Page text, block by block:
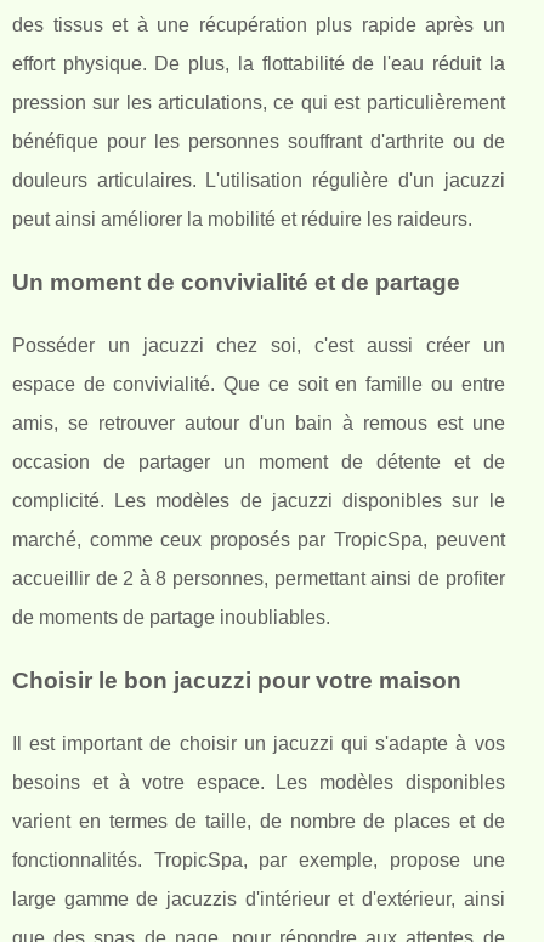
des tissus et à une récupération plus rapide après un
effort physique. De plus, la flottabilité de l'eau réduit la
pression sur les articulations, ce qui est particulièrement
bénéfique pour les personnes souffrant d'arthrite ou de
douleurs articulaires. L'utilisation régulière d'un jacuzzi
peut ainsi améliorer la mobilité et réduire les raideurs.
Un moment de convivialité et de partage
Posséder un jacuzzi chez soi, c'est aussi créer un
espace de convivialité. Que ce soit en famille ou entre
amis, se retrouver autour d'un bain à remous est une
occasion de partager un moment de détente et de
complicité. Les modèles de jacuzzi disponibles sur le
marché, comme ceux proposés par TropicSpa, peuvent
accueillir de 2 à 8 personnes, permettant ainsi de profiter
de moments de partage inoubliables.
Choisir le bon jacuzzi pour votre maison
Il est important de choisir un jacuzzi qui s'adapte à vos
besoins et à votre espace. Les modèles disponibles
varient en termes de taille, de nombre de places et de
fonctionnalités. TropicSpa, par exemple, propose une
large gamme de jacuzzis d'intérieur et d'extérieur, ainsi
que des spas de nage, pour répondre aux attentes de